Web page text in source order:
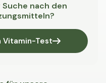
nach den
Vitamin-Test